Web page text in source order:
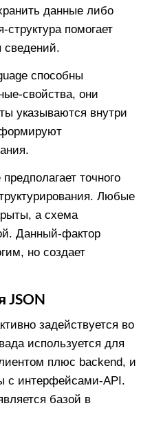
данные либо
помогает
сведений.
способны
свойства, они
указываются внутри
точного
Любые
а схема
Данный-фактор
но создает
JSON
задействуется во
используется для
плюс backend, и
с интерфейсами-API.
базой в